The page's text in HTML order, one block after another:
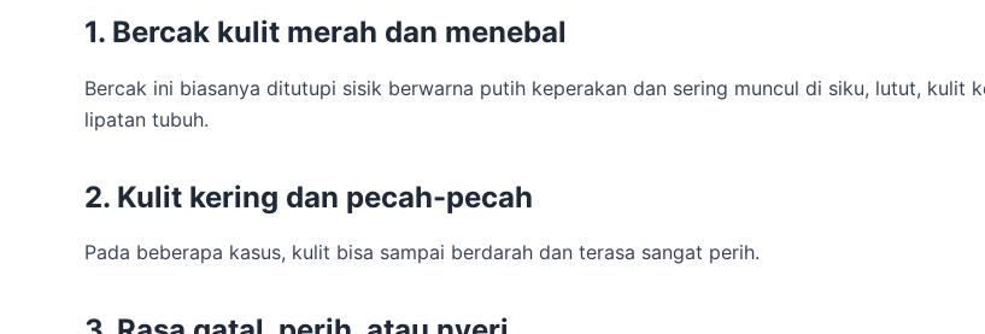
1. Bercak kulit merah dan menebal
Bercak ini biasanya ditutupi sisik berwarna putih keperakan dan sering muncul di siku, lutut, kulit
lipatan tubuh.
2. Kulit kering dan pecah-pecah
Pada beberapa kasus, kulit bisa sampai berdarah dan terasa sangat perih.